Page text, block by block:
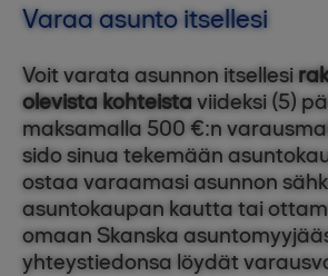
Varaa asunto itsellesi
Voit varata asunnon itsellesi
olevista kohteistaviideksi (5)
maksamalla 500 €:n
sido sinua tekemään
ostaa varaamasi asunnon
asuntokaupan kautta tai
omaan Skanska
yhteystiedonsa löydät